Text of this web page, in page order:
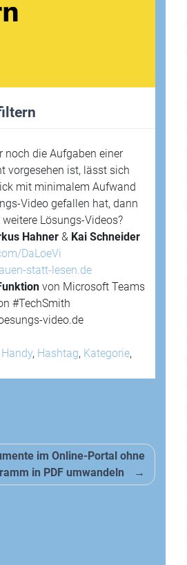
noch die Aufgaben einer
vorgesehen ist, lässt sich
mit minimalem Aufwand
Video gefallen hat, dann
Lösungs-Videos?
Hahner & Kai Schneider
DaLoeVi
statt-lesen.de
von Microsoft Teams
#TechSmith
video.de
Handy, Hashtag, Kategorie,
im Online-Portal ohne
in PDF umwandeln